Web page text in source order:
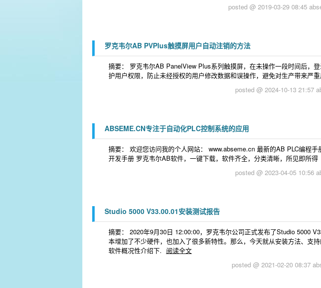
posted @ 2019-03-29 08:45
罗克韦尔AB PVPlus触摸屏用户自动注销的方法
摘要： 罗克韦尔AB PanelView Plus系列触摸屏，在未操作一段时间后，
护用户权限，防止未经授权的用户修改数据和误操作，避免对生产带来严重
posted @ 2024-10-13 21:57
ABSEME.CN专注于自动化PLC控制系统的应用
摘要： 欢迎您访问我的个人网站： www.abseme.cn 最新的AB PLC编程
开发手册 罗克韦尔AB软件，一键下载，软件齐全，分类清晰，所见即所得
posted @ 2023-04-05 10:56
Studio 5000 V33.00.01安装测试报告
摘要： 2020年9月30日 12:00:00，罗克韦尔公司正式发布了Studio 5000
本增加了不少硬件，也加入了很多新特性。那么，今天就从安装方法、支
软件概况性介绍下. 阅读全文
posted @ 2021-02-20 08:37